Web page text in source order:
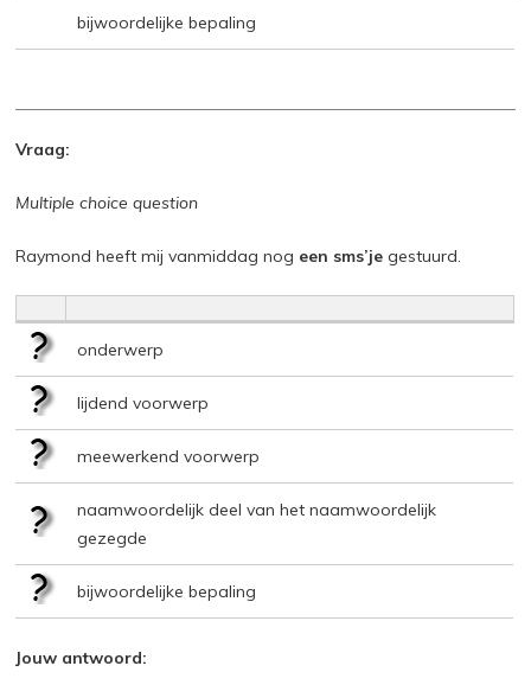
bijwoordelijke bepaling
Vraag:
Multiple choice question
Raymond heeft mij vanmiddag nog een sms’je gestuurd.
onderwerp
lijdend voorwerp
meewerkend voorwerp
naamwoordelijk deel van het naamwoordelijk
gezegde
bijwoordelijke bepaling
Jouw antwoord: